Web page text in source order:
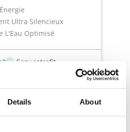
Details About
Ultra Silencieux
L'Eau Optimisé
Easy retrofit